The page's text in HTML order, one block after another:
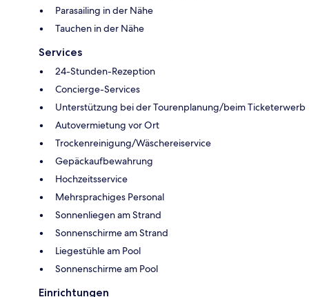
Parasailing in der Nähe
Tauchen in der Nähe
Services
24-Stunden-Rezeption
Concierge-Services
Unterstützung bei der Tourenplanung/beim Ticketerwerb
Autovermietung vor Ort
Trockenreinigung/Wäschereiservice
Gepäckaufbewahrung
Hochzeitsservice
Mehrsprachiges Personal
Sonnenliegen am Strand
Sonnenschirme am Strand
Liegestühle am Pool
Sonnenschirme am Pool
Einrichtungen